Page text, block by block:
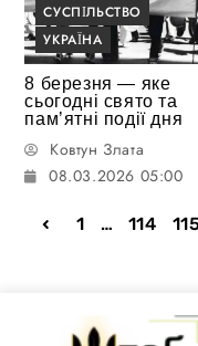
СУСПІЛЬСТВО
УКРАЇНА
8 березня — яке
сьогодні свято та
памʼятні події дня
Ковтун Злата
08.03.2026 05:00
1 … 114